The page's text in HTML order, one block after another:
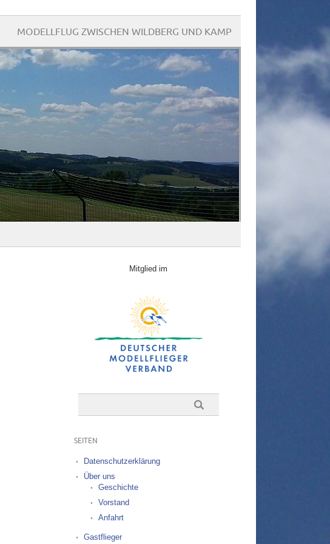
MODELLFLUG ZWISCHEN WILDBERG UND KAMP
Mitglied im
SEITEN
Datenschutzerklärung
Über uns
Geschichte
Vorstand
Anfahrt
Gastflieger